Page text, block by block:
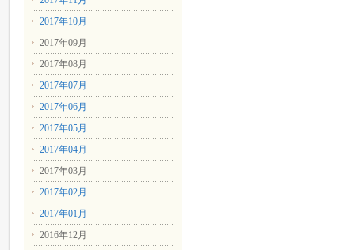
2017年10月
2017年09月
2017年08月
2017年07月
2017年06月
2017年05月
2017年04月
2017年03月
2017年02月
2017年01月
2016年12月